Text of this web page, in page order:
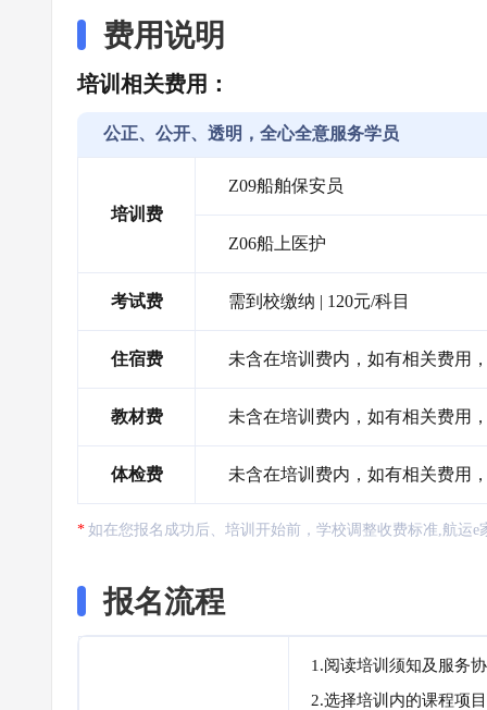
费用说明
培训相关费用：
公正、公开、透明，全心全意服务学员
培训费
Z09船舶保安员
Z06船上医护
考试费 需到校缴纳 | 120元/科目
住宿费 未含在培训费内，如有相关费用
教材费 未含在培训费内，如有相关费用
体检费 未含在培训费内，如有相关费用
如在您报名成功后、培训开始前，学校调整收费标准,航运
报名流程
1.阅读培训须知及服务
2.选择培训内的课程项目